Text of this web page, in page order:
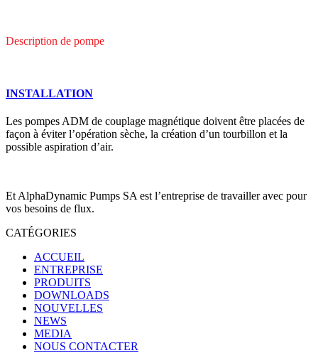
Description de pompe
INSTALLATION
Les pompes ADM de couplage magnétique doivent être placées de
façon à éviter l’opération sèche, la création d’un tourbillon et la
possible aspiration d’air.
Et AlphaDynamic Pumps SA est l’entreprise de travailler avec pour
vos besoins de flux.
CATÉGORIES
ACCUEIL
ENTREPRISE
PRODUITS
DOWNLOADS
NOUVELLES
NEWS
MEDIA
NOUS CONTACTER